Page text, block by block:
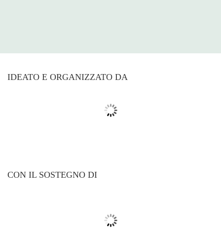
IDEATO E ORGANIZZATO DA
CON IL SOSTEGNO DI